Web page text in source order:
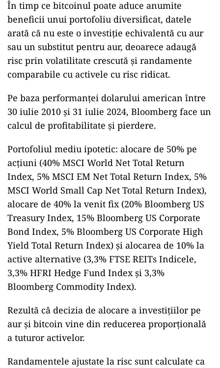
În timp ce bitcoinul poate aduce anumite
beneficii unui portofoliu diversificat, datele
arată că nu este o investiție echivalentă cu aur
sau un substitut pentru aur, deoarece adaugă
risc prin volatilitate crescută și randamente
comparabile cu activele cu risc ridicat.
Pe baza performanței dolarului american între
30 iulie 2010 și 31 iulie 2024, Bloomberg face un
calcul de profitabilitate și pierdere.
Portofoliul mediu ipotetic: alocare de 50% pe
acțiuni (40% MSCI World Net Total Return
Index, 5% MSCI EM Net Total Return Index, 5%
MSCI World Small Cap Net Total Return Index),
alocare de 40% la venit fix (20% Bloomberg US
Treasury Index, 15% Bloomberg US Corporate
Bond Index, 5% Bloomberg US Corporate High
Yield Total Return Index) și alocarea de 10% la
active alternative (3,3% FTSE REITs Indicele,
3,3% HFRI Hedge Fund Index și 3,3%
Bloomberg Commodity Index).
Rezultă că decizia de alocare a investițiilor pe
aur și bitcoin vine din reducerea proporțională
a tuturor activelor.
Randamentele ajustate la risc sunt calculate ca